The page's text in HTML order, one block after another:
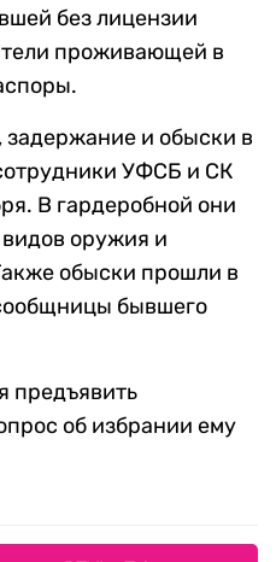
без лицензии
проживающей в
задержание и обыски в
УФСБ и СК
В гардеробной они
оружия и
обыски прошли в
бывшего
предъявить
об избрании ему